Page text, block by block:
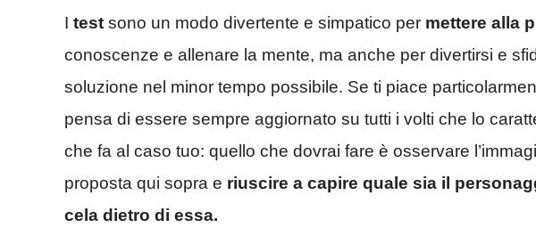
I test sono un modo divertente e simpatico per mettere alla
conoscenze e allenare la mente, ma anche per divertirsi e
soluzione nel minor tempo possibile. Se ti piace
pensa di essere sempre aggiornato su tutti i volti che lo
che fa al caso tuo: quello che dovrai fare è osservare
proposta qui sopra e riuscire a capire quale sia il
cela dietro di essa.